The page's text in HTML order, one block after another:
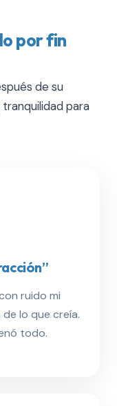
por fin
de su
para
ruido mi
lo que creía.
todo.